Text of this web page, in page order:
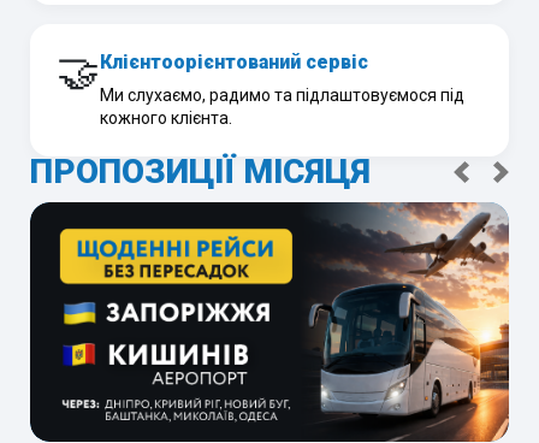
🤝Клієнтоорієнтований сервіс
Ми слухаємо, радимо та підлаштовуємося під
кожного клієнта.
ПРОПОЗИЦІЇ МІСЯЦЯ